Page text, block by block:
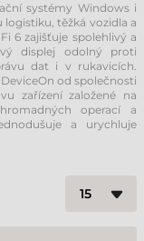
systémy Windows i
těžká vozidla a
6 zajišťuje spolehlivý a
displej odolný proti
dat i v rukavicích.
od společnosti
zařízení založené na
operací a
a urychluje